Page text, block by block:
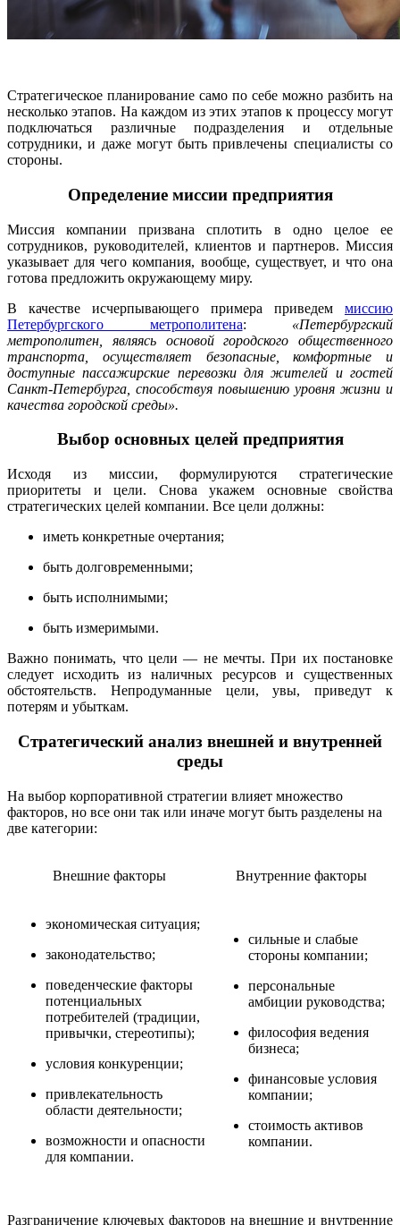
Стратегическое планирование само по себе можно разбить на
несколько этапов. На каждом из этих этапов к процессу могут
подключаться различные подразделения и отдельные
сотрудники, и даже могут быть привлечены специалисты со
стороны.
Определение миссии предприятия
Миссия компании призвана сплотить в одно целое ее
сотрудников, руководителей, клиентов и партнеров. Миссия
указывает для чего компания, вообще, существует, и что она
готова предложить окружающему миру.
В качестве исчерпывающего примера приведем миссию
Петербургского метрополитена: «Петербургский
метрополитен, являясь основой городского общественного
транспорта, осуществляет безопасные, комфортные и
доступные пассажирские перевозки для жителей и гостей
Санкт-Петербурга, способствуя повышению уровня жизни и
качества городской среды».
Выбор основных целей предприятия
Исходя из миссии, формулируются стратегические
приоритеты и цели. Снова укажем основные свойства
стратегических целей компании. Все цели должны:
иметь конкретные очертания;
быть долговременными;
быть исполнимыми;
быть измеримыми.
Важно понимать, что цели — не мечты. При их постановке
следует исходить из наличных ресурсов и существенных
обстоятельств. Непродуманные цели, увы, приведут к
потерям и убыткам.
Стратегический анализ внешней и внутренней
среды
На выбор корпоративной стратегии влияет множество
факторов, но все они так или иначе могут быть разделены на
две категории:
Внешние факторы Внутренние факторы
экономическая ситуация;
законодательство;
поведенческие факторы
потенциальных
потребителей (традиции,
привычки, стереотипы);
условия конкуренции;
привлекательность
области деятельности;
возможности и опасности
для компании.
сильные и слабые
стороны компании;
персональные
амбиции руководства;
философия ведения
бизнеса;
финансовые условия
компании;
стоимость активов
компании.
Разграничение ключевых факторов на внешние и внутренние